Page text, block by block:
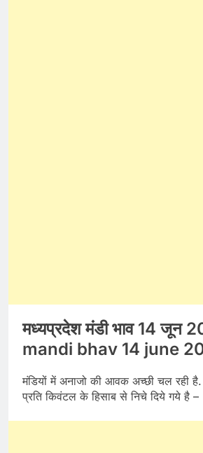
मध्यप्रदेश मंडी भाव 14 जून
mandi bhav 14 june
मंडियों में अनाजो की आवक अच्छी चल रही
प्रति किवंटल के हिसाब से निचे दिये गये है –